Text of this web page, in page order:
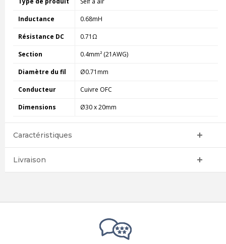
Inductance 0.68mH
Résistance DC 0.71Ω
Section 0.4mm² (21AWG)
Diamètre du fil Ø0.71mm
Conducteur Cuivre OFC
Dimensions Ø30 x 20mm
Caractéristiques
Livraison